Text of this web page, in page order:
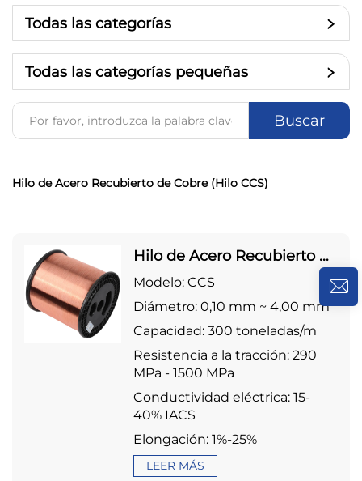
Todas las categorías
Todas las categorías pequeñas
Buscar
Hilo de Acero Recubierto de Cobre (Hilo CCS)
Hilo de Acero Recubierto de
Cobre (Hilo CCS)
Modelo: CCS
Diámetro: 0,10 mm ~ 4,00 mm
Capacidad: 300 toneladas/m
Resistencia a la tracción: 290
MPa - 1500 MPa
Conductividad eléctrica: 15-
40% IACS
Elongación: 1%-25%
LEER MÁS